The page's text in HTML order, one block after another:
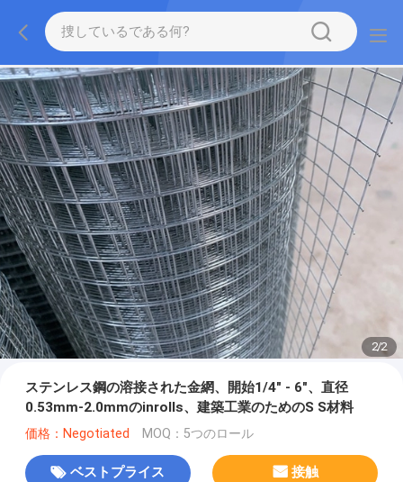
2/2
ステンレス鋼の溶接された金網、開始1/4" - 6"、直径
0.53mm-2.0mmのinrolls、建築工業のためのS S材料
価格：Negotiated MOQ：5つのロール
ベストプライス 接触